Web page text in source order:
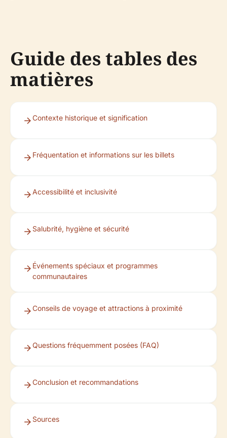
Guide des tables des
matières
Contexte historique et signification
Fréquentation et informations sur les billets
Accessibilité et inclusivité
Salubrité, hygiène et sécurité
Événements spéciaux et programmes
communautaires
Conseils de voyage et attractions à proximité
Questions fréquemment posées (FAQ)
Conclusion et recommandations
Sources